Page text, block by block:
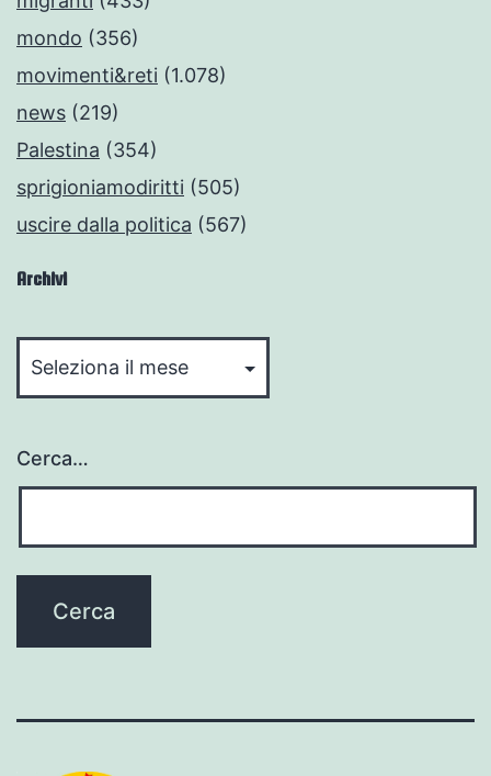
mondo (356)
movimenti&reti (1.078)
news (219)
Palestina (354)
sprigioniamodiritti (505)
uscire dalla politica (567)
Archivi
Cerca…